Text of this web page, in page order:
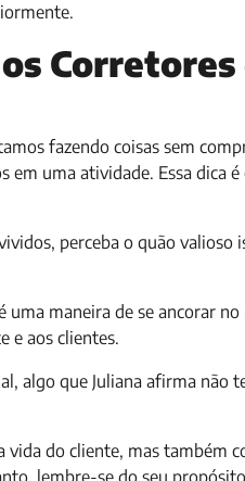
Corretores
fazendo coisas sem
uma atividade. Essa dica é
perceba o quão valioso
uma maneira de se ancorar
e aos clientes.
algo que Juliana afirma não
vida do cliente, mas também
lembre-se do seu